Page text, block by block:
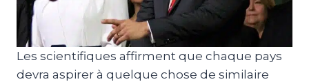
Les scientifiques affirment que chaque pays
devra aspirer à quelque chose de similaire